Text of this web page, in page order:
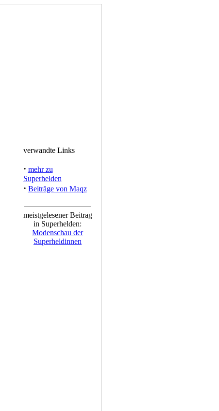
verwandte Links
· mehr zu
Superhelden
· Beiträge von Maqz
meistgelesener Beitrag
in Superhelden:
Modenschau der
Superheldinnen